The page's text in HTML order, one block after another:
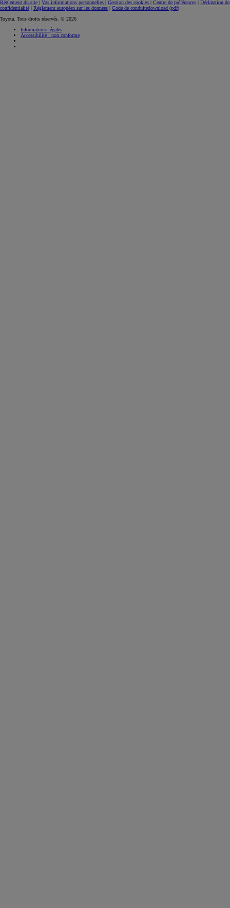
Réglement du site | Vos informations personnelles | Gestion des cookies | Centre de préférences | Déclaration de
confidentialité | Règlement européen sur les données | Code de conduitedownload (pdf(
Toyota. Tous droits réservés. © 2026
Informations légales
Accessibilité : non conforme